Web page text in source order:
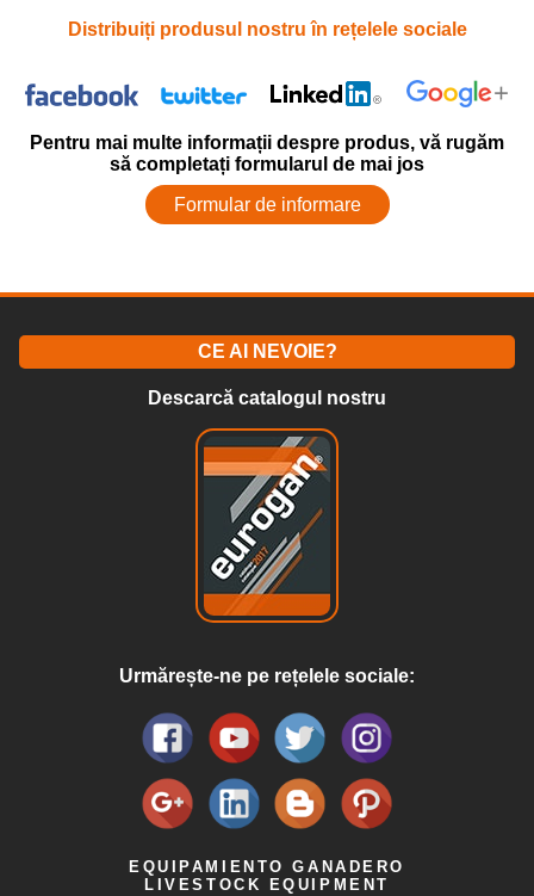
Distribuiți produsul nostru în rețelele sociale
Pentru mai multe informații despre produs, vă rugăm
să completați formularul de mai jos
Formular de informare
CE AI NEVOIE?
Descarcă catalogul nostru
Urmărește-ne pe rețelele sociale:
EQUIPAMIENTO GANADERO
LIVESTOCK EQUIPMENT